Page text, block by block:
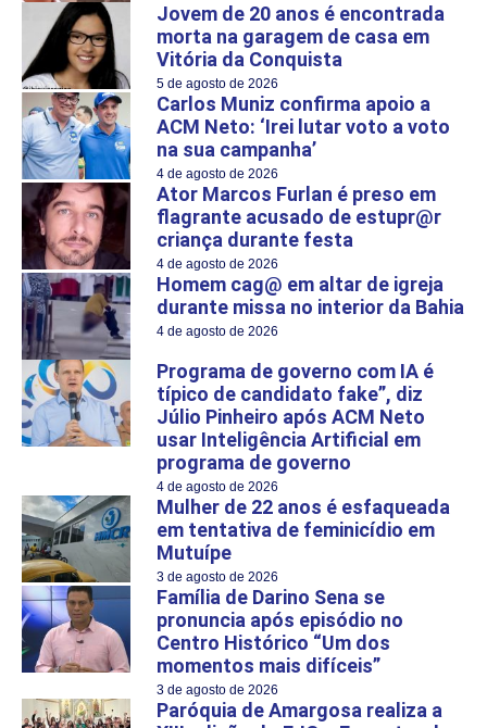
Jovem de 20 anos é encontrada
morta na garagem de casa em
Vitória da Conquista
5 de agosto de 2026
Carlos Muniz confirma apoio a
ACM Neto: ‘Irei lutar voto a voto
na sua campanha’
4 de agosto de 2026
Ator Marcos Furlan é preso em
flagrante acusado de estupr@r
criança durante festa
4 de agosto de 2026
Homem cag@ em altar de igreja
durante missa no interior da Bahia
4 de agosto de 2026
Programa de governo com IA é
típico de candidato fake”, diz
Júlio Pinheiro após ACM Neto
usar Inteligência Artificial em
programa de governo
4 de agosto de 2026
Mulher de 22 anos é esfaqueada
em tentativa de feminicídio em
Mutuípe
3 de agosto de 2026
Família de Darino Sena se
pronuncia após episódio no
Centro Histórico “Um dos
momentos mais difíceis”
3 de agosto de 2026
Paróquia de Amargosa realiza a